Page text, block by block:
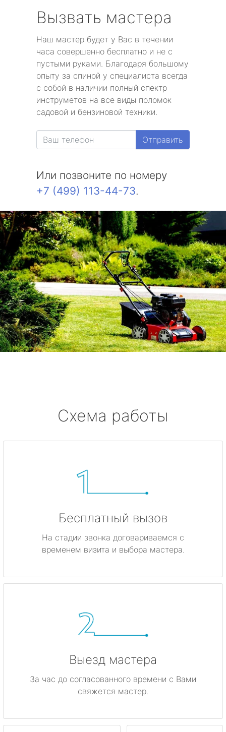
Вызвать мастера
Наш мастер будет у Вас в течении
часа совершенно бесплатно и не с
пустыми руками. Благодаря большому
опыту за спиной у специалиста всегда
с собой в наличии полный спектр
инструметов на все виды поломок
садовой и бензиновой техники.
Отправить
Или позвоните по номеру
+7 (499) 113-44-73.
Схема работы
Бесплатный вызов
На стадии звонка договариваемся с
временем визита и выбора мастера.
Выезд мастера
За час до согласованного времени с Вами
свяжется мастер.